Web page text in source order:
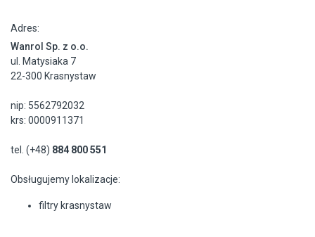
Adres:
Wanrol Sp. z o.o.
ul. Matysiaka 7
22-300 Krasnystaw
nip: 5562792032
krs: 0000911371
tel. (+48) 884 800 551
Obsługujemy lokalizacje:
filtry krasnystaw